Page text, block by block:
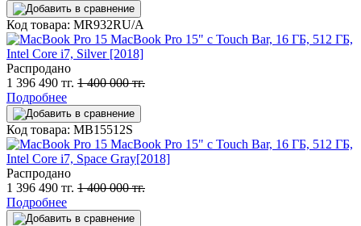
Код товара: MR932RU/A
MacBook Pro 15" с Touch Bar, 16 ГБ, 512 ГБ,
Intel Core i7, Silver [2018]
Распродано
1 396 490 тг. 1 400 000 тг.
Подробнее
Код товара: MB15512S
MacBook Pro 15" с Touch Bar, 16 ГБ, 512 ГБ,
Intel Core i7, Space Gray[2018]
Распродано
1 396 490 тг. 1 400 000 тг.
Подробнее